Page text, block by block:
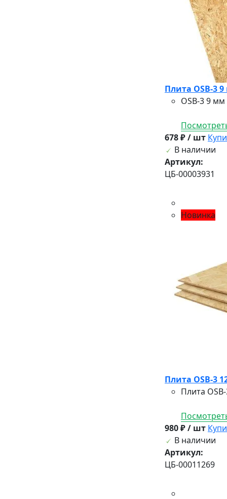
Плита OSB-3
OSB-3 9
678 ₽ / шт
В наличии
Артикул:
ЦБ-00003931
Новинка
Плита OSB-3
Плита
980 ₽ / шт
В наличии
Артикул:
ЦБ-00011269